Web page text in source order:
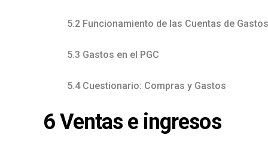
5.2 Funcionamiento de las Cuentas de Gastos
5.3 Gastos en el PGC
5.4 Cuestionario: Compras y Gastos
6 Ventas e ingresos